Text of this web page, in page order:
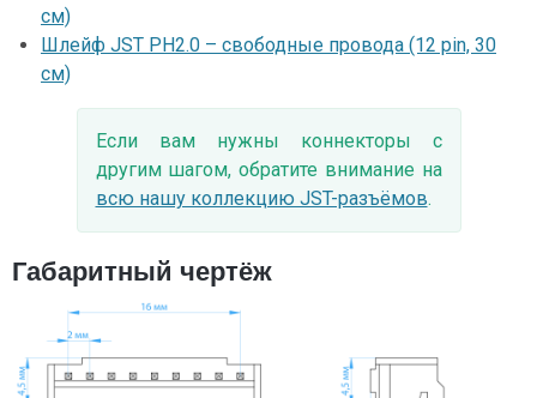
см)
Шлейф JST PH2.0 – свободные провода (12 pin, 30
см)
Если вам нужны коннекторы с
другим шагом, обратите внимание на
всю нашу коллекцию JST-разъёмов.
Габаритный чертёж